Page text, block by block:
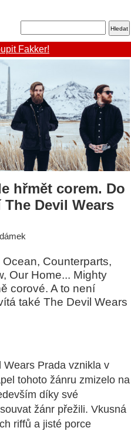
Fakker!
hřmět corem. Do
Devil Wears
Counterparts,
Our Home... Mighty
corové. A to není
také The Devil Wears
Prada vznikla v
tohoto žánru zmizelo na
díky své
žánr přežili. Vkusná
riffů a jisté porce